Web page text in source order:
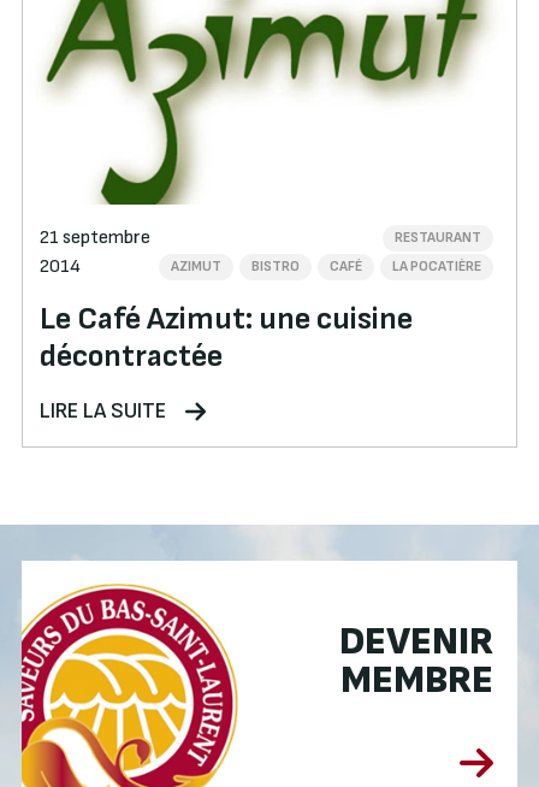
21 septembre
2014
AZIMUT BISTRO CAFÉ LA POCATIÈRE
RESTAURANT
Le Café Azimut: une cuisine
décontractée
LIRE LA SUITE
DEVENIR
MEMBRE